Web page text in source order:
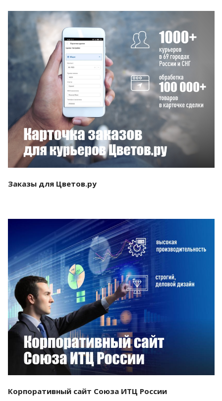
Смотреть проект
Заказы для Цветов.ру
Смотреть проект
Корпоративный сайт Союза ИТЦ России